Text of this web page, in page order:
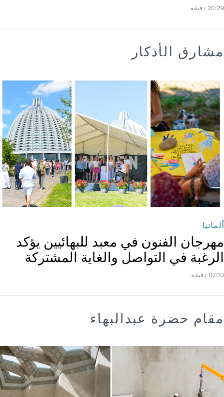
20:29 دقيقة
مشارق الأذكار
ألمانيا
مهرجان الفنون في معبد للبهائيين يؤكد
الرغبة في التواصل والغاية المشتركة
02:10 دقيقة
مقام حضرة عبدالبهاء